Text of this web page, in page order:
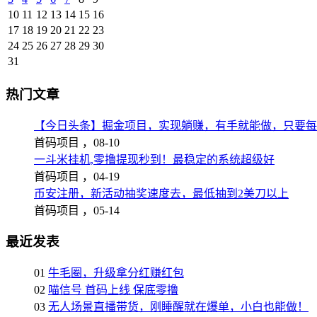
10 11 12 13 14 15 16
17 18 19 20 21 22 23
24 25 26 27 28 29 30
31
热门文章
【今日头条】掘金项目，实现躺赚，有手就能做，只要
首码项目 ， 08-10
一斗米挂机,零撸提现秒到！最稳定的系统超级好
首码项目 ， 04-19
币安注册，新活动抽奖速度去，最低抽到2美刀以上
首码项目 ， 05-14
最近发表
01 牛毛圈，升级拿分红赚红包
02 喵信号 首码上线 保底零撸
03 无人场景直播带货，刚睡醒就在爆单，小白也能做！